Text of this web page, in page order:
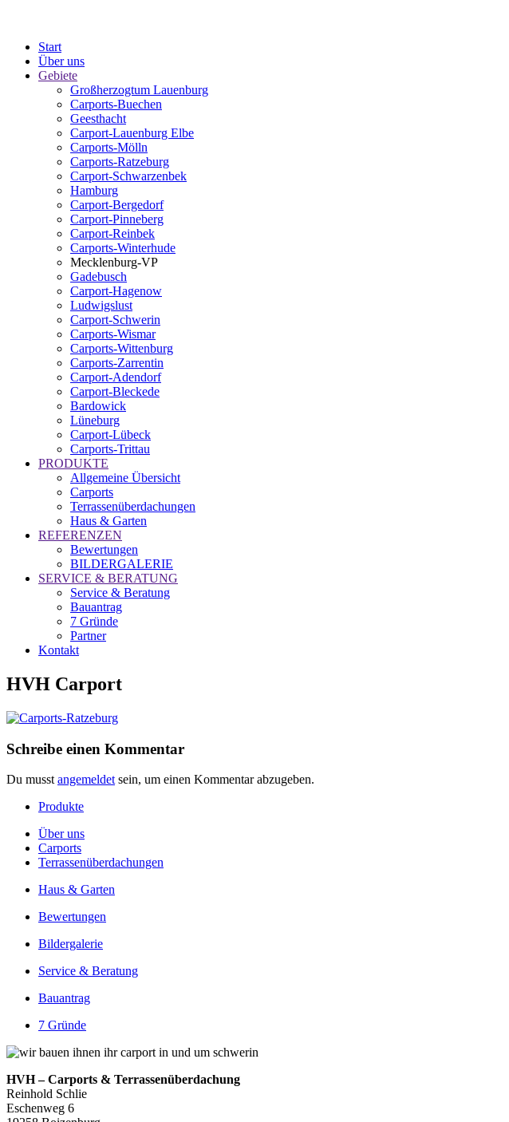
Start
Über uns
Gebiete
Großherzogtum Lauenburg
Carports-Buechen
Geesthacht
Carport-Lauenburg Elbe
Carports-Mölln
Carports-Ratzeburg
Carport-Schwarzenbek
Hamburg
Carport-Bergedorf
Carport-Pinneberg
Carport-Reinbek
Carports-Winterhude
Mecklenburg-VP
Gadebusch
Carport-Hagenow
Ludwigslust
Carport-Schwerin
Carports-Wismar
Carports-Wittenburg
Carports-Zarrentin
Carport-Adendorf
Carport-Bleckede
Bardowick
Lüneburg
Carport-Lübeck
Carports-Trittau
PRODUKTE
Allgemeine Übersicht
Carports
Terrassenüberdachungen
Haus & Garten
REFERENZEN
Bewertungen
BILDERGALERIE
SERVICE & BERATUNG
Service & Beratung
Bauantrag
7 Gründe
Partner
Kontakt
HVH Carport
Schreibe einen Kommentar
Du musst angemeldet sein, um einen Kommentar abzugeben.
Produkte
Über uns
Carports
Terrassenüberdachungen
Haus & Garten
Bewertungen
Bildergalerie
Service & Beratung
Bauantrag
7 Gründe
HVH – Carports & Terrassenüberdachung
Reinhold Schlie
Eschenweg 6